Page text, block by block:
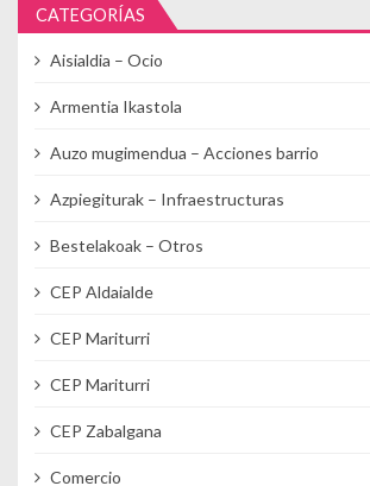
CATEGORÍAS
Aisialdia – Ocio
Armentia Ikastola
Auzo mugimendua – Acciones barrio
Azpiegiturak – Infraestructuras
Bestelakoak – Otros
CEP Aldaialde
CEP Mariturri
CEP Mariturri
CEP Zabalgana
Comercio